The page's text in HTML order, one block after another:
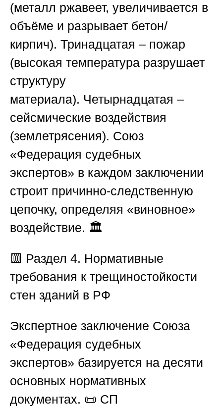
(металл ржавеет, увеличивается в
объёме и разрывает бетон/
кирпич). Тринадцатая – пожар
(высокая температура разрушает
структуру
материала). Четырнадцатая –
сейсмические воздействия
(землетрясения). Союз
«Федерация судебных
экспертов» в каждом заключении
строит причинно-следственную
цепочку, определяя «виновное»
воздействие. 🏛️
🟨 Раздел 4. Нормативные
требования к трещиностойкости
стен зданий в РФ
Экспертное заключение Союза
«Федерация судебных
экспертов» базируется на десяти
основных нормативных
документах. 📜 СП